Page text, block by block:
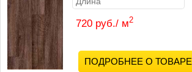
720 руб./ м2
ПОДРОБНЕЕ О ТОВАРЕ